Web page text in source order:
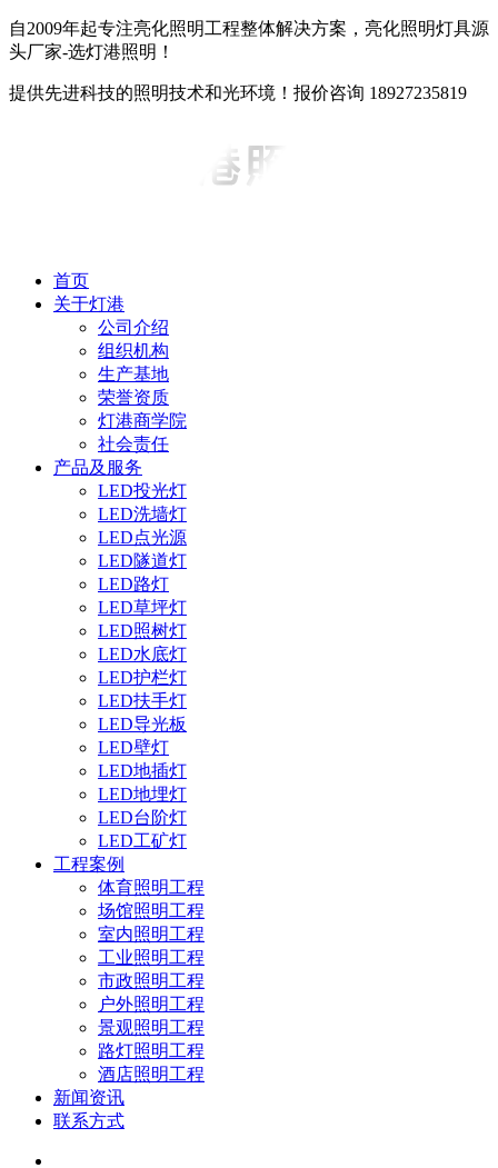
自2009年起专注亮化照明工程整体解决方案，亮化照明灯具源
头厂家-选灯港照明！
提供先进科技的照明技术和光环境！报价咨询 18927235819
首页
关于灯港
公司介绍
组织机构
生产基地
荣誉资质
灯港商学院
社会责任
产品及服务
LED投光灯
LED洗墙灯
LED点光源
LED隧道灯
LED路灯
LED草坪灯
LED照树灯
LED水底灯
LED护栏灯
LED扶手灯
LED导光板
LED壁灯
LED地插灯
LED地埋灯
LED台阶灯
LED工矿灯
工程案例
体育照明工程
场馆照明工程
室内照明工程
工业照明工程
市政照明工程
户外照明工程
景观照明工程
路灯照明工程
酒店照明工程
新闻资讯
联系方式